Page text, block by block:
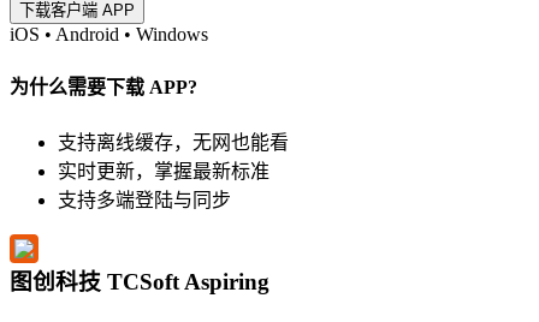
下载客户端 APP
iOS • Android • Windows
为什么需要下载 APP?
支持离线缓存，无网也能看
实时更新，掌握最新标准
支持多端登陆与同步
图创科技 TCSoft Aspiring